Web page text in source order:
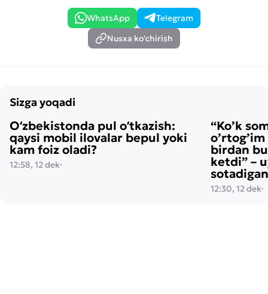
WhatsApp
Telegram
Nusxa ko'chirish
Sizga yoqadi
Oʻzbekistonda pul oʻtkazish:
qaysi mobil ilovalar bepul yoki
kam foiz oladi?
12:58, 12 dek·
“Ko’k
birdan
ketdi” –
12:30, 12 dek·